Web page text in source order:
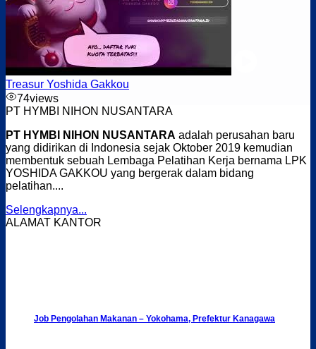
Job Pengolahan Makanan – Yokohama, Prefektur Kanagawa
Treasur Yoshida Gakkou
74views
PT HYMBI NIHON NUSANTARA
PT HYMBI NIHON NUSANTARA adalah perusahan baru
yang didirikan di Indonesia sejak Oktober 2019 kemudian
membentuk sebuah Lembaga Pelatihan Kerja bernama LPK
YOSHIDA GAKKOU yang bergerak dalam bidang
pelatihan....
Selengkapnya...
ALAMAT KANTOR